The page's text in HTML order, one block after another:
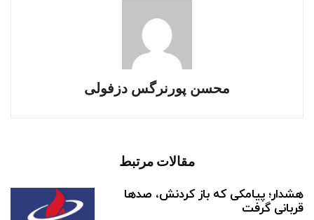
محسن پورنرگس دزفولی
مقالات مرتبط
هشدار؛ پیامکی که باز کردنش، صدها
قربانی گرفت